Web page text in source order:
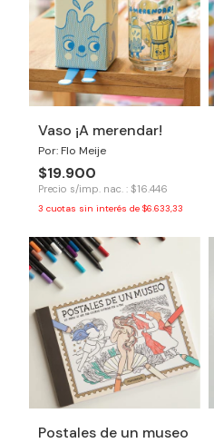
Vaso ¡A merendar!
Por: Flo Meije
$19.900
Precio s/imp. nac. : $16.446
3 cuotas sin interés de $6.633,33
Postales de un museo